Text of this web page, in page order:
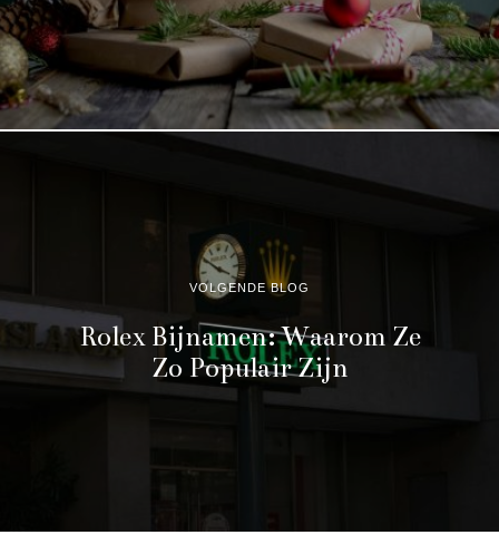
VOLGENDE BLOG
Rolex Bijnamen: Waarom Ze
Zo Populair Zijn